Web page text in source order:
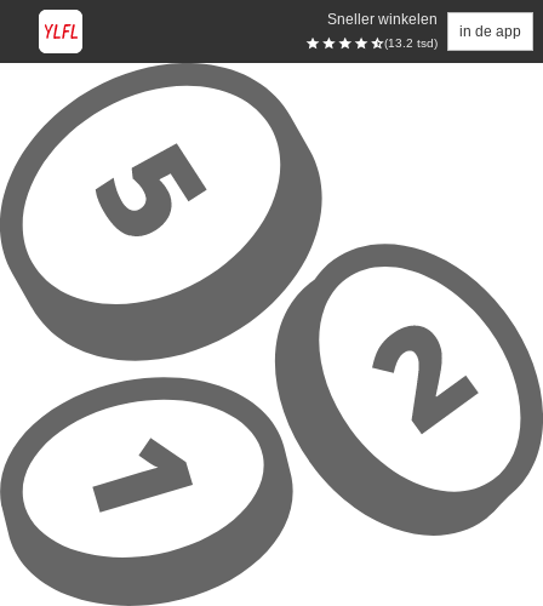
Sneller winkelen
(13.2 tsd)
in de app
Overslaan naar hoofdinhoud